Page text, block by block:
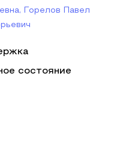
Горелов Павел
состояние